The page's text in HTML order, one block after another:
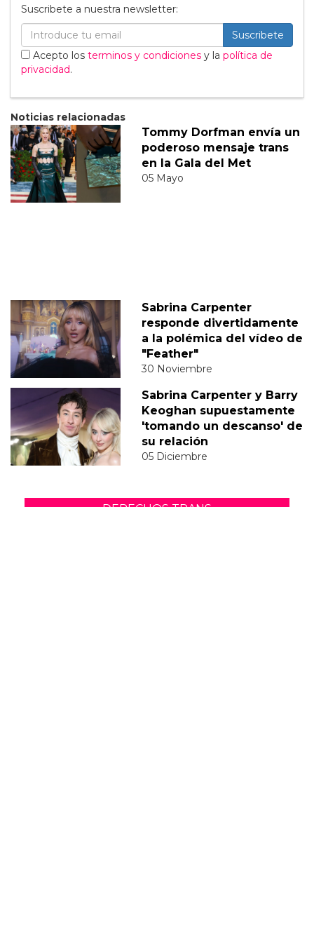
Suscribete a nuestra newsletter:
Suscribete
Acepto los terminos y condiciones y la política de
privacidad.
Noticias relacionadas
Tommy Dorfman envía un
poderoso mensaje trans
en la Gala del Met
05 Mayo
Sabrina Carpenter
responde divertidamente
a la polémica del vídeo de
"Feather"
30 Noviembre
Sabrina Carpenter y Barry
Keoghan supuestamente
'tomando un descanso' de
su relación
05 Diciembre
DERECHOS TRANS